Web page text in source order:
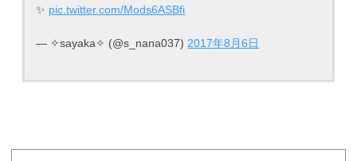
✨ pic.twitter.com/Mods6ASBfi
— ✧sayaka✧ (@s_nana037) 2017年8月6日